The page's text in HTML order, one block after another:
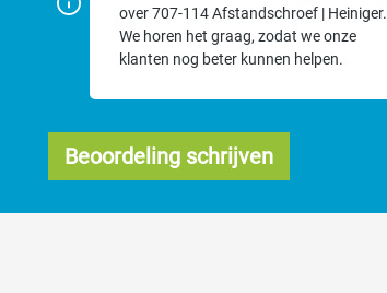
over 707-114 Afstandschroef | Heiniger.
We horen het graag, zodat we onze
klanten nog beter kunnen helpen.
Beoordeling schrijven